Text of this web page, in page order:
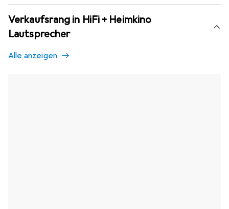
Verkaufsrang in HiFi + Heimkino
Lautsprecher
Alle anzeigen